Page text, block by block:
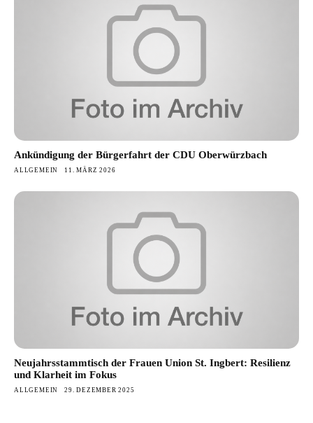
Ankündigung der Bürgerfahrt der CDU Oberwürzbach
ALLGEMEIN 11. MÄRZ 2026
Neujahrsstammtisch der Frauen Union St. Ingbert: Resilienz
und Klarheit im Fokus
ALLGEMEIN 29. DEZEMBER 2025